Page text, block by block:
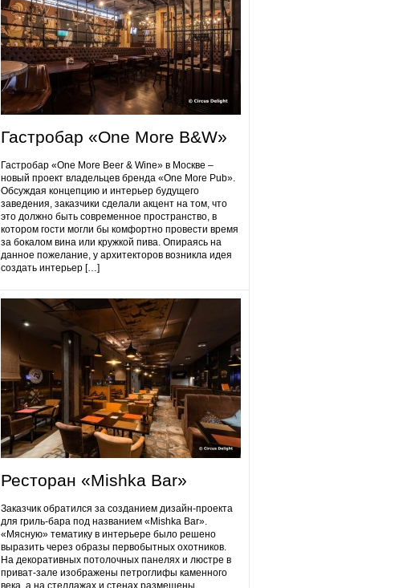
Гастробap «One More B&W»
Гастробap «One More Beer & Wine» в Москве –
новый проект владельцев бренда «One More Pub».
Обсуждая концепцию и интерьер будущего
заведения, заказчики сделали акцент на том, что
это должно быть современное пространство, в
котором гости могли бы комфортно провести время
за бокалом вина или кружкой пива. Опираясь на
данное пожелание, у архитекторов возникла идея
создать интерьер […]
Ресторан «Mishka Bar»
Заказчик обратился за созданием дизайн-проекта
для гриль-бара под названием «Mishka Bar».
«Мясную» тематику в интерьере было решено
выразить через образы первобытных охотников.
На декоративных потолочных панелях и люстре в
приват-зале изображены петроглифы каменного
века, а на стеллажах и стенах размещены